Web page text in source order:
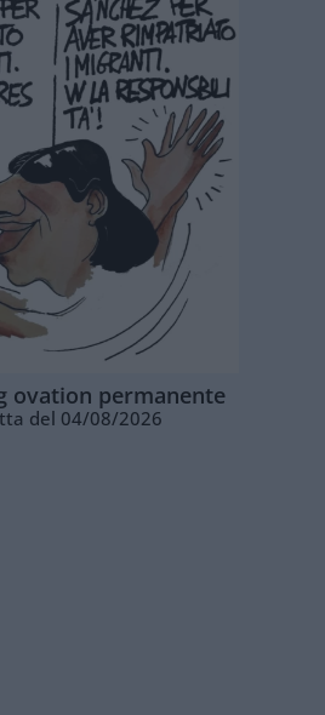
ovation permanente
del 04/08/2026